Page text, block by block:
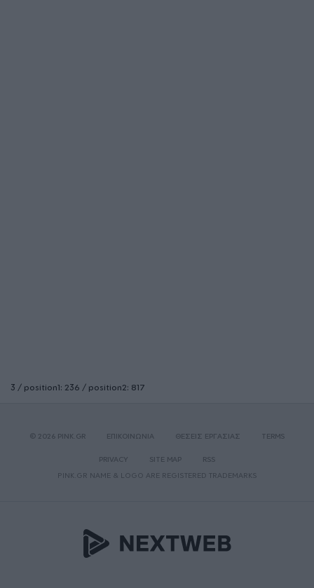
3 / position1: 236 / position2: 817
© 2026 PINK.GR ΕΠΙΚΟΙΝΩΝΙΑ ΘΕΣΕΙΣ ΕΡΓΑΣΙΑΣ TERMS
PRIVACY SITE MAP
RSS
PINK.GR NAME & LOGO ARE REGISTERED TRADEMARKS